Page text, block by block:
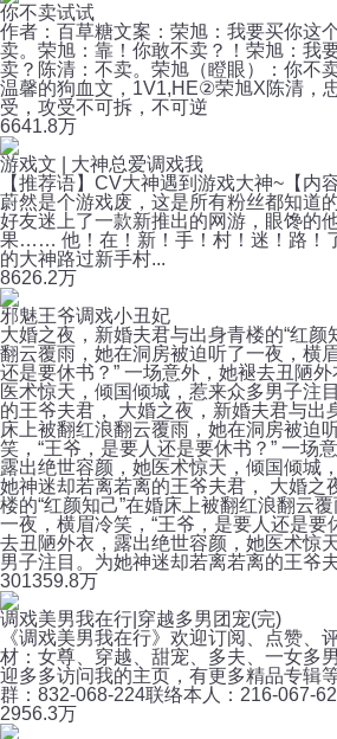
你不卖试试
作者：百草糖文案：荣旭：我要买你这
卖。荣旭：靠！你敢不卖？！荣旭：我
卖？陈清：不卖。荣旭（瞪眼）：你不
温馨的狗血文，1V1,HE②荣旭X陈清，
受，攻受不可拆，不可逆
6641.8万
游戏文 | 大神总爱调戏我
【推荐语】CV大神遇到游戏大神~【内
蔚然是个游戏废，这是所有粉丝都知道
好友迷上了一款新推出的网游，眼馋的
果…… 他！在！新！手！村！迷！路！
的大神路过新手村...
8626.2万
邪魅王爷调戏小丑妃
大婚之夜，新婚夫君与出身青楼的“红颜
翻云覆雨，她在洞房被迫听了一夜，横
还是要休书？” 一场意外，她褪去丑陋
医术惊天，倾国倾城，惹来众多男子注
的王爷夫君， 大婚之夜，新婚夫君与出
床上被翻红浪翻云覆雨，她在洞房被迫
笑，“王爷，是要人还是要休书？” 一场
露出绝世容颜，她医术惊天，倾国倾城
她神迷却若离若离的王爷夫君， 大婚之
楼的“红颜知己”在婚床上被翻红浪翻云
一夜，横眉冷笑，“王爷，是要人还是要
去丑陋外衣，露出绝世容颜，她医术惊
男子注目。为她神迷却若离若离的王爷夫
301359.8万
调戏美男我在行|穿越多男团宠(完)
《调戏美男我在行》欢迎订阅、点赞、
材：女尊、穿越、甜宠、多夫、一女多
迎多多访问我的主页，有更多精品专辑
群：832-068-224联络本人：216-067-
2956.3万